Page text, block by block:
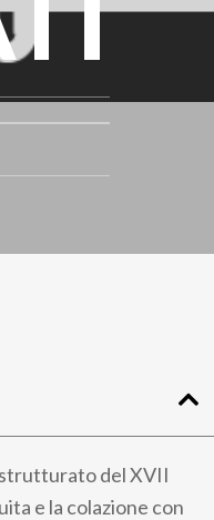
del XVII
e la colazione con